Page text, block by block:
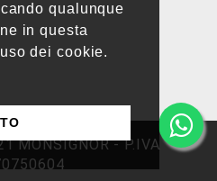
qualunque
in questa
dei cookie.
MONSIGNOR - P.IVA